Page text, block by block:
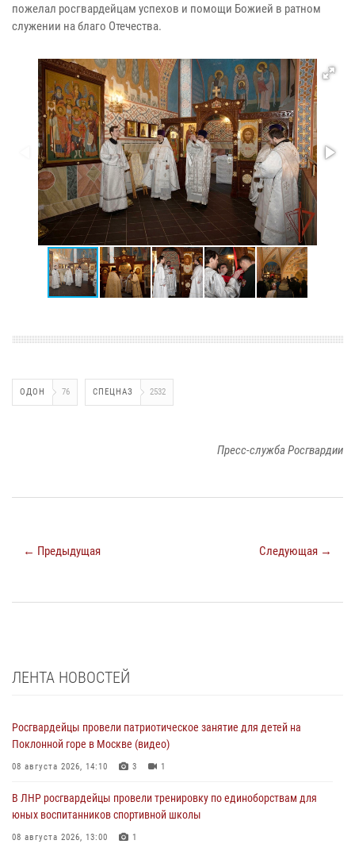
пожелал росгвардейцам успехов и помощи Божией в ратном
служении на благо Отечества.
ОДОН 76 СПЕЦНАЗ 2532
Пресс-служба Росгвардии
← Предыдущая Следующая →
ЛЕНТА НОВОСТЕЙ
Росгвардейцы провели патриотическое занятие для детей на
Поклонной горе в Москве (видео)
08 августа 2026, 14:10 3 1
В ЛНР росгвардейцы провели тренировку по единоборствам для
юных воспитанников спортивной школы
08 августа 2026, 13:00 1